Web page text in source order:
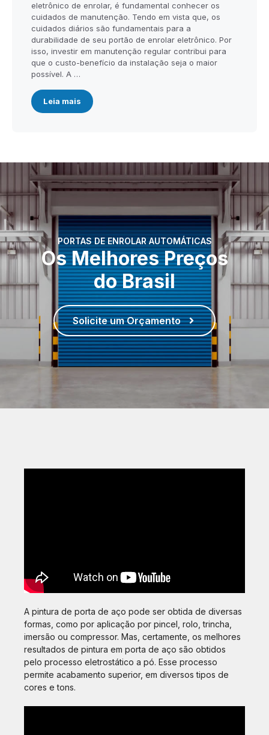
eletrônico de enrolar, é fundamental conhecer os
cuidados de manutenção. Tendo em vista que, os
cuidados diários são fundamentais para a
durabilidade de seu portão de enrolar eletrônico. Por
isso, investir em manutenção regular contribui para
que o custo-benefício da instalação seja o maior
possível. A …
Leia mais
PORTAS DE ENROLAR AUTOMÁTICAS
Os Melhores Preços
do Brasil
Solicite um Orçamento
A pintura de porta de aço pode ser obtida de diversas
formas, como por aplicação por pincel, rolo, trincha,
imersão ou compressor. Mas, certamente, os melhores
resultados de pintura em porta de aço são obtidos
pelo processo eletrostático a pó. Esse processo
permite acabamento superior, em diversos tipos de
cores e tons.